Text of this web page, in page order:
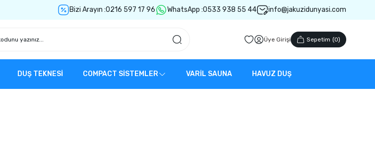
Bizi Arayın :0216 597 17 96 WhatsApp :0533 938 55 44 info@jakuzidunyasi.com
Üye Girişi Sepetim (0)
DUŞ TEKNESİ COMPACT SİSTEMLER VARİL SAUNA HAVUZ DUŞ